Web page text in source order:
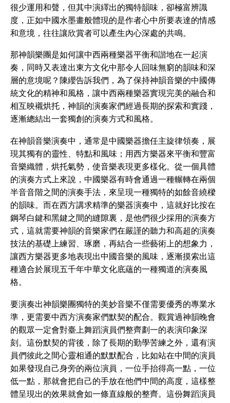
很少運用和聲，但其中演繹出的獨特韻味，卻極富辨識
度，正如中國水墨畫般體現的是作者心中所要表達的情感
和意境，往往讓欣賞者可以產生內心深處的共鳴。
那神韻樂團是如何讓中西兩種樂器平衡和諧地在一起演
奏，同時又表達出東方文化中那令人回味無窮的韻味和深
層的意境呢？陳纓告訴我們，為了保持神韻音樂的中國傳
統文化的精神和風格，讓中西兩種樂器實現完美的融合和
相互映襯烘托，神韻的演奏家們經過長期的探索和實踐，
逐漸總結出一套獨創的演奏方式和風格。
在神韻音樂演奏中，通常是中國樂器擔任主旋律領奏，展
現其獨有的靈性、特點和風味；用西方樂器來平衡和豐富
音樂織體，烘托氣勢，使音樂表現更多樣化。從一個具體
的演奏方式上來說，中國樂器有時會通過一種輾轉在兩個
半音音階之間的演奏手法，來呈現一種獨特的如餘音繞樑
的韻味。而在西方講求精準的樂器演奏中，這就好比按在
鋼琴白鍵和黑鍵之間的縫隙裏，是他們很少採用的演奏方
式，這就需要神韻的音樂家們在嚴謹的聽力和高超的演奏
技法的基礎上練習、琢磨，再結合一些藝術上的想象力，
讓西方樂器更多地表現出中國音樂的風味，逐漸摸索出這
種適合於展現五千年中華文化底蘊的一種獨道的演奏風
格。
要演奏出神韻樂團獨特的美妙音樂不僅需要優秀的專業水
準，更需要中西方演奏家們默契的配合。觀賞過神韻晚會
的觀眾一定會對臺上舞蹈演員們整齊劃一的表演印象深
刻。這份默契的背後，除了長期的勤學苦練之外，還有演
員們彼此之間心靈相通的默默配合，比如站在中間的演員
如果發現自己身旁的兩位演員，一位手抬得高一點，一位
低一點，那就會把自己的手放在他們中間的高度，這樣整
體呈現出的效果就會如一條直線般的整齊。這份舞蹈演員